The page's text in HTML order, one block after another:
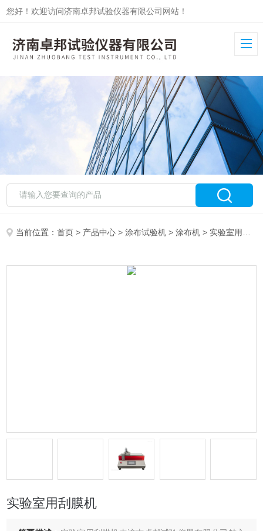
您好！欢迎访问济南卓邦试验仪器有限公司网站！
当前位置：首页 > 产品中心 >涂布试验机 >涂布机 > 实验室用刮膜机
实验室用刮膜机